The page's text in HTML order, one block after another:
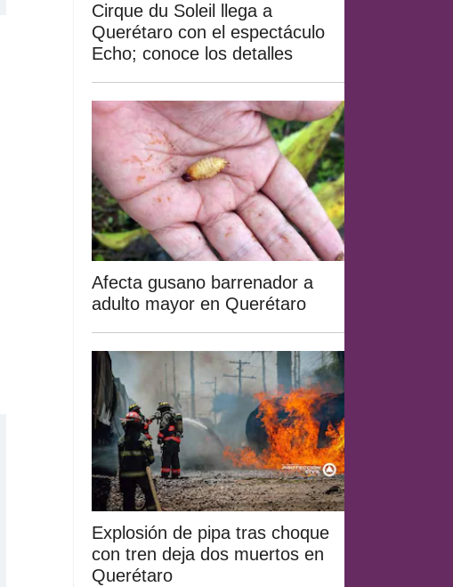
Cirque du Soleil llega a
Querétaro con el espectáculo
Echo; conoce los detalles
Afecta gusano barrenador a
adulto mayor en Querétaro
Explosión de pipa tras choque
con tren deja dos muertos en
Querétaro